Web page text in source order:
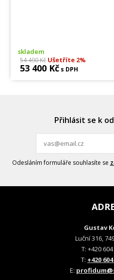
skladem
54 490 KčUšetříte 2%
53 400 Kč s DPH
Přihlásit se k
Odesláním formuláře souhlasíte se
Gustav
Luční 316,
T: +420
T: +420
E: